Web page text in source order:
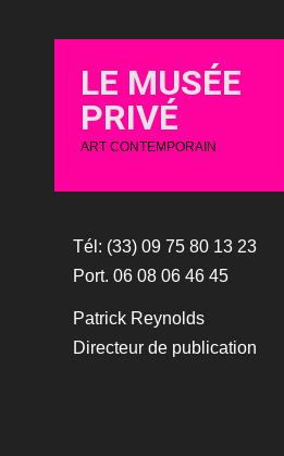
LE MUSÉE
PRIVÉ
ART CONTEMPORAIN
Tél: (33) 09 75 80 13 23
Port. 06 08 06 46 45
Patrick Reynolds
Directeur de publication